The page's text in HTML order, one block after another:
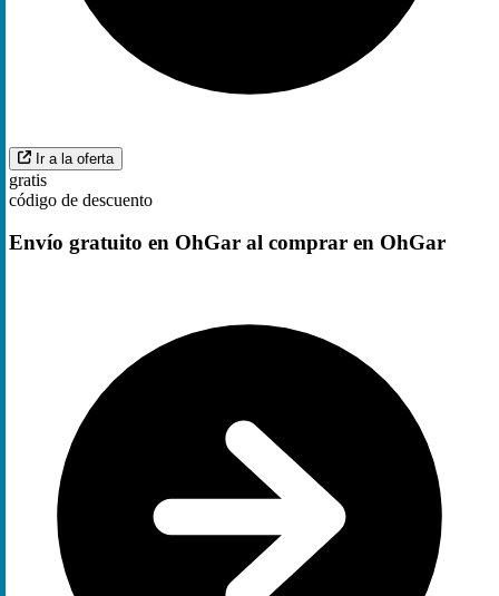
Ir a la oferta
gratis
código de descuento
Envío gratuito en OhGar al comprar en OhGar